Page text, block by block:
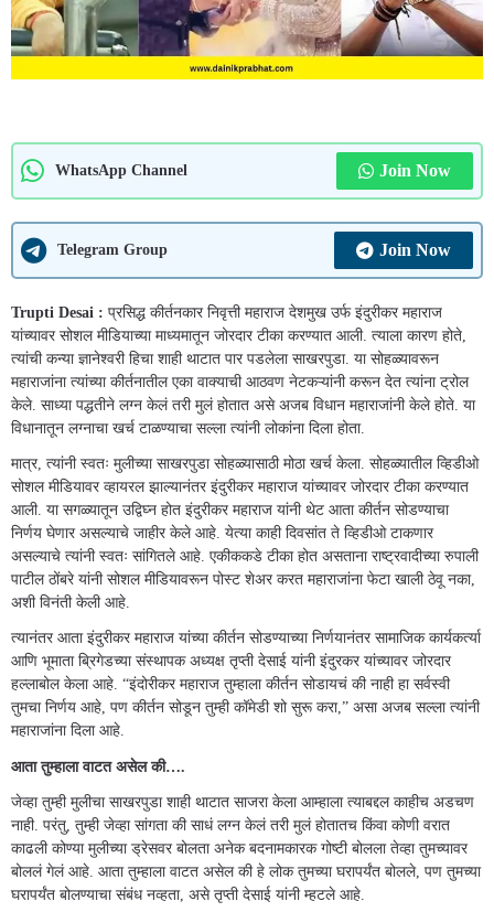
WhatsApp Channel Join Now
Telegram Group Join Now
Trupti Desai : प्रसिद्ध कीर्तनकार निवृत्ती महाराज देशमुख उर्फ इंदुरीकर महाराज
यांच्यावर सोशल मीडियाच्या माध्यमातून जोरदार टीका करण्यात आली. त्याला कारण होते,
त्यांची कन्या ज्ञानेश्वरी हिचा शाही थाटात पार पडलेला साखरपुडा. या सोहळ्यावरून
महाराजांना त्यांच्या कीर्तनातील एका वाक्याची आठवण नेटकऱ्यांनी करून देत त्यांना ट्रोल
केले. साध्या पद्धतीने लग्न केलं तरी मुलं होतात असे अजब विधान महाराजांनी केले होते. या
विधानातून लग्नाचा खर्च टाळण्याचा सल्ला त्यांनी लोकांना दिला होता.
मात्र, त्यांनी स्वतः मुलीच्या साखरपुडा सोहळ्यासाठी मोठा खर्च केला. सोहळ्यातील व्हिडीओ
सोशल मीडियावर व्हायरल झाल्यानंतर इंदुरीकर महाराज यांच्यावर जोरदार टीका करण्यात
आली. या सगळ्यातून उद्विघ्न होत इंदुरीकर महाराज यांनी थेट आता कीर्तन सोडण्याचा
निर्णय घेणार असल्याचे जाहीर केले आहे. येत्या काही दिवसांत ते व्हिडीओ टाकणार
असल्याचे त्यांनी स्वतः सांगितले आहे. एकीककडे टीका होत असताना राष्ट्रवादीच्या रुपाली
पाटील ठोंबरे यांनी सोशल मीडियावरून पोस्ट शेअर करत महाराजांना फेटा खाली ठेवू नका,
अशी विनंती केली आहे.
त्यानंतर आता इंदुरीकर महाराज यांच्या कीर्तन सोडण्याच्या निर्णयानंतर सामाजिक कार्यकर्त्या
आणि भूमाता ब्रिगेडच्या संस्थापक अध्यक्ष तृप्ती देसाई यांनी इंदुरकर यांच्यावर जोरदार
हल्लाबोल केला आहे. “इंदोरीकर महाराज तुम्हाला कीर्तन सोडायचं की नाही हा सर्वस्वी
तुमचा निर्णय आहे, पण कीर्तन सोडून तुम्ही कॉमेडी शो सुरू करा,” असा अजब सल्ला त्यांनी
महाराजांना दिला आहे.
आता तुम्हाला वाटत असेल की….
जेव्हा तुम्ही मुलीचा साखरपुडा शाही थाटात साजरा केला आम्हाला त्याबद्दल काहीच अडचण
नाही. परंतु, तुम्ही जेव्हा सांगता की साधं लग्न केलं तरी मुलं होतातच किंवा कोणी वरात
काढली कोण्या मुलीच्या ड्रेसवर बोलता अनेक बदनामकारक गोष्टी बोलला तेव्हा तुमच्यावर
बोललं गेलं आहे. आता तुम्हाला वाटत असेल की हे लोक तुमच्या घरापर्यंत बोलले, पण तुमच्या
घरापर्यंत बोलण्याचा संबंध नव्हता, असे तृप्ती देसाई यांनी म्हटले आहे.